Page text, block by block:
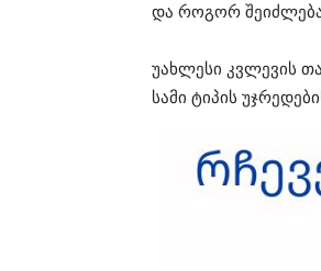
და როგორ შეიძლება
უახლესი კვლევის
სამი ტიპის